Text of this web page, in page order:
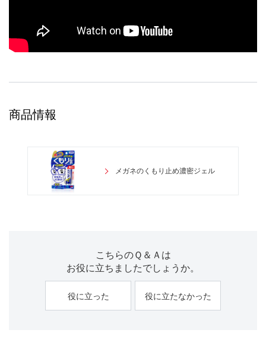
商品情報
メガネのくもり止め濃密ジェル
こちらのＱ＆Ａは
お役に立ちましたでしょうか。
役に立った 役に立たなかった